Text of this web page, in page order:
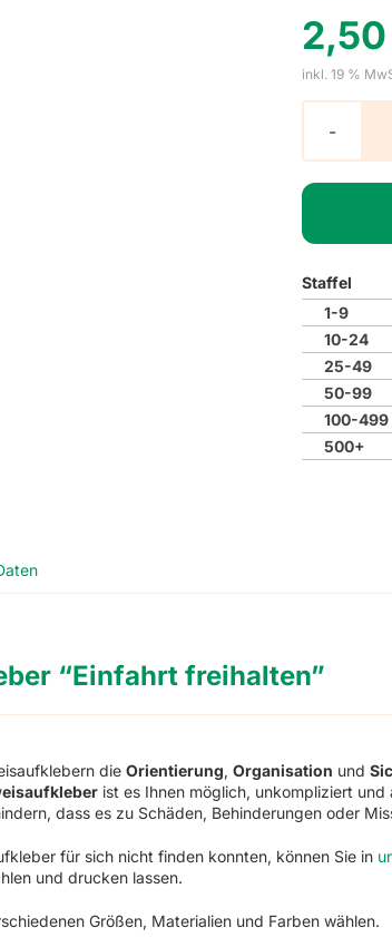
2,50
inkl. 19 %
Staffel
1-9
10-24
25-49
50-99
100-499
500+
“Einfahrt freihalten”
die Orientierung, Organisation und
ist es Ihnen möglich, unkompliziert und
dass es zu Schäden, Behinderungen oder
für sich nicht finden konnten, können Sie in
und drucken lassen.
Größen, Materialien und Farben wählen.